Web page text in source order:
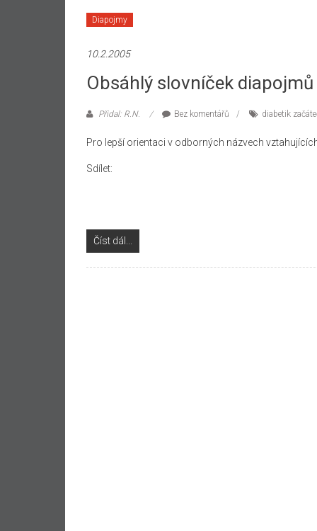
Diapojmy
10.2.2005
Obsáhlý slovníček diapojmů
Přidal: R.N. Bez komentářů diabetik
Pro lepší orientaci v odborných názvech
Sdílet:
Číst dál...